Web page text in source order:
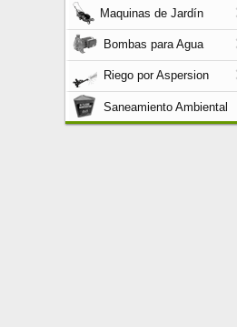
Maquinas de Jardín
Bombas para Agua
Riego por Aspersion
Saneamiento Ambiental
Balanza